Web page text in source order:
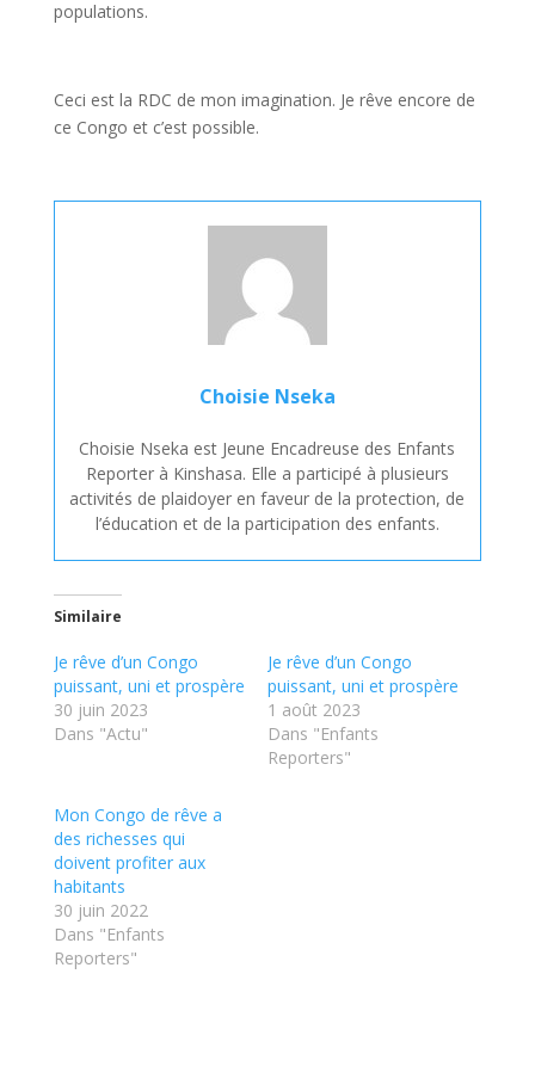
populations.
Ceci est la RDC de mon imagination. Je rêve encore de
ce Congo et c’est possible.
Choisie Nseka
Choisie Nseka est Jeune Encadreuse des Enfants
Reporter à Kinshasa. Elle a participé à plusieurs
activités de plaidoyer en faveur de la protection, de
l’éducation et de la participation des enfants.
Similaire
Je rêve d’un Congo
puissant, uni et prospère
30 juin 2023
Dans "Actu"
Je rêve d’un Congo
puissant, uni et prospère
1 août 2023
Dans "Enfants
Reporters"
Mon Congo de rêve a
des richesses qui
doivent profiter aux
habitants
30 juin 2022
Dans "Enfants
Reporters"